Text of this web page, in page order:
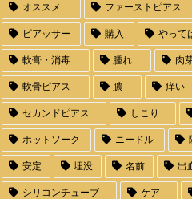
オススメ ファーストピアス
ピアッサー 購入 やって
軟膏・消毒 腫れ 肉
軟骨ピアス 膿 痒い
セカンドピアス しこり
ホットソーク ニードル
安定 埋没 名前 出
シリコンチューブ ケア